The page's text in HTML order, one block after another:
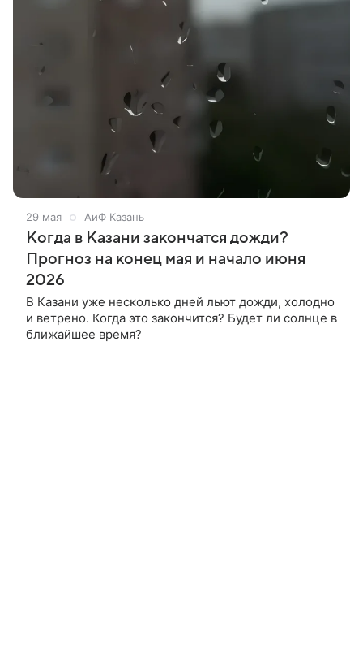
29 мая АиФ Казань
Когда в Казани закончатся дожди?
Прогноз на конец мая и начало июня
2026
В Казани уже несколько дней льют дожди, холодно
и ветрено. Когда это закончится? Будет ли солнце в
ближайшее время?